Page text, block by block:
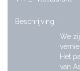
Beschrijving :
We
Het
van